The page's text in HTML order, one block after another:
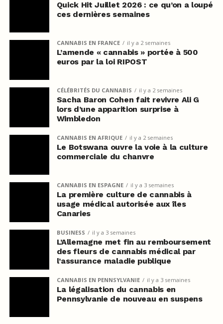
Quick Hit Juillet 2026 : ce qu’on a loupé
ces dernières semaines
CANNABIS EN FRANCE il y a 2 semaines
L’amende « cannabis » portée à 500
euros par la loi RIPOST
CÉLÉBRITÉS DU CANNABIS il y a 2 semaines
Sacha Baron Cohen fait revivre Ali G
lors d’une apparition surprise à
Wimbledon
CANNABIS EN AFRIQUE il y a 2 semaines
Le Botswana ouvre la voie à la culture
commerciale du chanvre
CANNABIS EN ESPAGNE il y a 3 semaines
La première culture de cannabis à
usage médical autorisée aux îles
Canaries
BUSINESS il y a 3 semaines
L’Allemagne met fin au remboursement
des fleurs de cannabis médical par
l’assurance maladie publique
CANNABIS EN PENNSYLVANIE il y a 3 semaines
La légalisation du cannabis en
Pennsylvanie de nouveau en suspens